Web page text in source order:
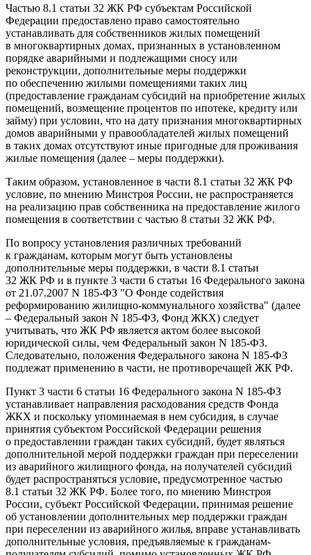
Частью 8.1 статьи 32 ЖК РФ субъектам Российской
Федерации предоставлено право самостоятельно
устанавливать для собственников жилых помещений
в многоквартирных домах, признанных в установленном
порядке аварийными и подлежащими сносу или
реконструкции, дополнительные меры поддержки
по обеспечению жилыми помещениями таких лиц
(предоставление гражданам субсидий на приобретение жилых
помещений, возмещение процентов по ипотеке, кредиту или
займу) при условии, что на дату признания многоквартирных
домов аварийными у правообладателей жилых помещений
в таких домах отсутствуют иные пригодные для проживания
жилые помещения (далее – меры поддержки).
Таким образом, установленное в части 8.1 статьи 32 ЖК РФ
условие, по мнению Минстроя России, не распространяется
на реализацию прав собственника на предоставление жилого
помещения в соответствии с частью 8 статьи 32 ЖК РФ.
По вопросу установления различных требований
к гражданам, которым могут быть установлены
дополнительные меры поддержки, в части 8.1 статьи
32 ЖК РФ и в пункте 3 части 6 статьи 16 Федерального закона
от 21.07.2007 N 185-ФЗ "О Фонде содействия
реформированию жилищно-коммунального хозяйства" (далее
– Федеральный закон N 185-ФЗ, Фонд ЖКХ) следует
учитывать, что ЖК РФ является актом более высокой
юридической силы, чем Федеральный закон N 185-ФЗ.
Следовательно, положения Федерального закона N 185-ФЗ
подлежат применению в части, не противоречащей ЖК РФ.
Пункт 3 части 6 статьи 16 Федерального закона N 185-ФЗ
устанавливает направления расходования средств Фонда
ЖКХ и поскольку упоминаемая в нем субсидия, в случае
принятия субъектом Российской Федерации решения
о предоставлении граждан таких субсидий, будет являться
дополнительной мерой поддержки граждан при переселении
из аварийного жилищного фонда, на получателей субсидий
будет распространяться условие, предусмотренное частью
8.1 статьи 32 ЖК РФ. Более того, по мнению Минстроя
России, субъект Российской Федерации, принимая решение
об установлении дополнительных мер поддержки граждан
при переселении из аварийного жилья, вправе устанавливать
дополнительные условия, предъявляемые к гражданам-